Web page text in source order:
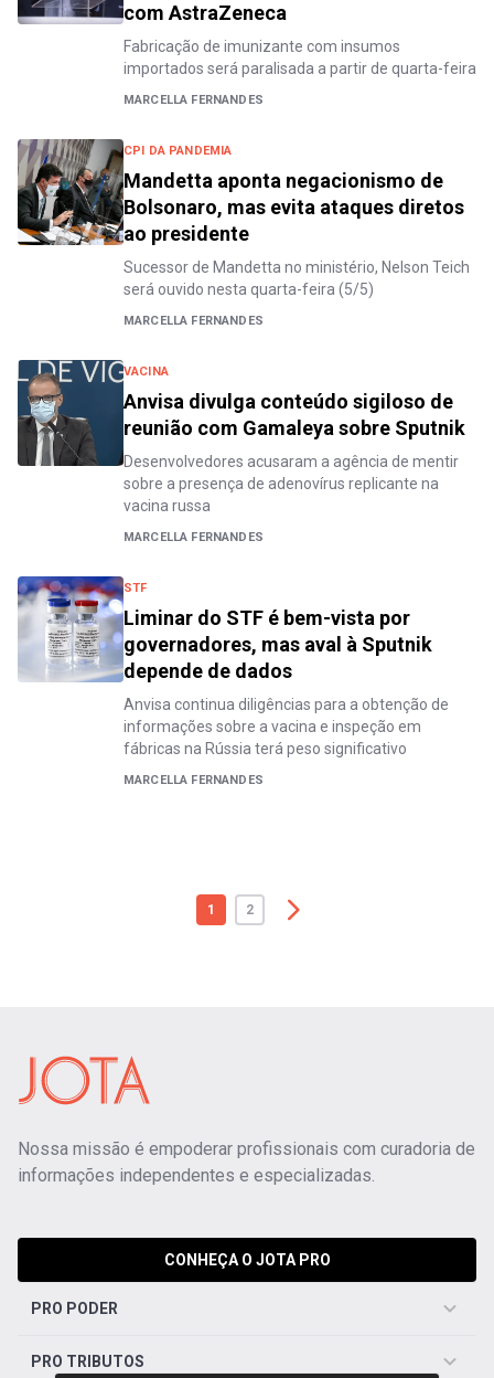
com AstraZeneca
Fabricação de imunizante com insumos
importados será paralisada a partir de quarta-feira
MARCELLA FERNANDES
CPI DA PANDEMIA
Mandetta aponta negacionismo de
Bolsonaro, mas evita ataques diretos
ao presidente
Sucessor de Mandetta no ministério, Nelson Teich
será ouvido nesta quarta-feira (5/5)
MARCELLA FERNANDES
VACINA
Anvisa divulga conteúdo sigiloso de
reunião com Gamaleya sobre Sputnik
Desenvolvedores acusaram a agência de mentir
sobre a presença de adenovírus replicante na
vacina russa
MARCELLA FERNANDES
STF
Liminar do STF é bem-vista por
governadores, mas aval à Sputnik
depende de dados
Anvisa continua diligências para a obtenção de
informações sobre a vacina e inspeção em
fábricas na Rússia terá peso significativo
MARCELLA FERNANDES
1 2
Nossa missão é empoderar profissionais com curadoria de
informações independentes e especializadas.
CONHEÇA O JOTA PRO
PRO PODER
PRO TRIBUTOS